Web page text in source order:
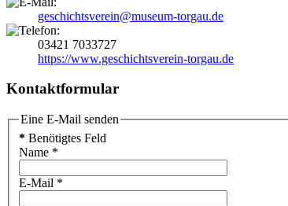
geschichtsverein@museum-torgau.de
03421 7033727
https://www.geschichtsverein-torgau.de
Kontaktformular
Eine E-Mail senden
* Benötigtes Feld
Name *
E-Mail *